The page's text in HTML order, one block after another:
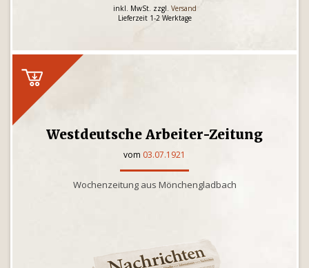
inkl. MwSt. zzgl. Versand
Lieferzeit 1-2 Werktage
Westdeutsche Arbeiter-Zeitung
vom 03.07.1921
Wochenzeitung aus Mönchengladbach